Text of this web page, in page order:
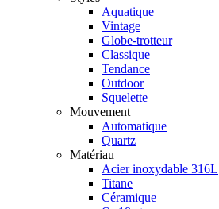
Aquatique
Vintage
Globe-trotteur
Classique
Tendance
Outdoor
Squelette
Mouvement
Automatique
Quartz
Matériau
Acier inoxydable 316L
Titane
Céramique